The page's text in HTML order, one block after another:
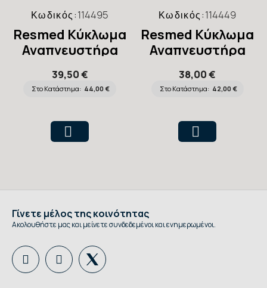
Κωδικός:114495
Resmed Kύκλωμα
Αναπνευστήρα
Μονό 15mm
Astral™
39,50 €
Στο Κατάστημα: 44,00 €
Κωδικός:114449
Resmed Kύκλωμα
Αναπνευστήρα
Μονό Με Βαλβίδα
Εκπνοής 22mm
Astral™
38,00 €
Στο Κατάστημα: 42,00 €
Γίνετε μέλος της κοινότητας
Ακολουθήστε μας και μείνετε συνδεδεμένοι και ενημερωμένοι.